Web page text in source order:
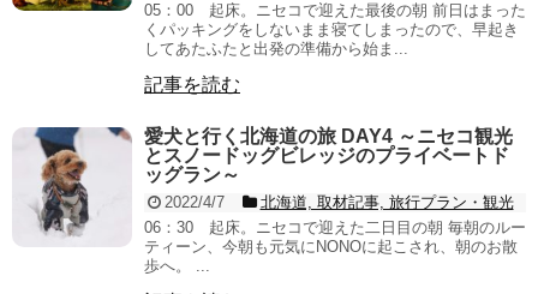
05：00 起床。ニセコで迎えた最後の朝 前日はまった
くパッキングをしないまま寝てしまったので、早起き
してあたふたと出発の準備から始ま...
記事を読む
愛犬と行く北海道の旅 DAY4 ～ニセコ観光
とスノードッグビレッジのプライベートド
ッグラン～
2022/4/7
北海道, 取材記事, 旅行プラン・観光
06：30 起床。ニセコで迎えた二日目の朝 毎朝のルー
ティーン、今朝も元気にNONOに起こされ、朝のお散
歩へ。 ...